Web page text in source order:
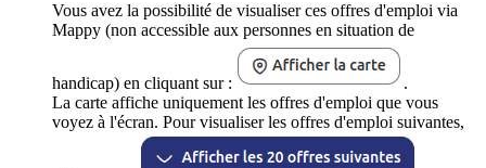
Vous avez la possibilité de visualiser ces offres d'emploi via
Mappy (non accessible aux personnes en situation de
handicap) en cliquant sur :
.
La carte affiche uniquement les offres d'emploi que vous
voyez à l'écran. Pour visualiser les offres d'emploi suivantes,